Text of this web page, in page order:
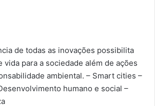
de todas as inovações possibilita
vida para a sociedade além de ações
ambiental. – Smart cities –
humano e social –